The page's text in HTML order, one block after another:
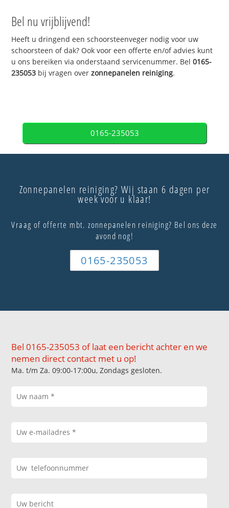
Bel nu vrijblijvend!
Heeft u dringend een schoorsteenveger nodig voor uw
schoorsteen of dak? Ook voor een offerte en/of advies kunt
u ons bereiken via onderstaand servicenummer. Bel0165-
235053 bij vragen overzonnepanelen reiniging.
0165-235053
Zonnepanelen reiniging? Wij staan 6 dagen per
week voor u klaar!
Vraag of offerte mbt. zonnepanelen reiniging? Bel ons deze
avond nog!
0165-235053
Bel 0165-235053 of laat een bericht achter en we
nemen direct contact met u op!
Ma. t/m Za. 09:00-17:00u, Zondags gesloten.